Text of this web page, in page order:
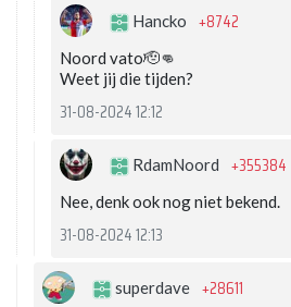
Hancko +8742
Noord vato🫡👊
Weet jij die tijden?
31-08-2024 12:12
RdamNoord +355384
Nee, denk ook nog niet bekend.
31-08-2024 12:13
superdave +28611